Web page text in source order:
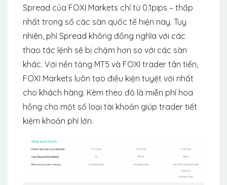
Spread của FOXI Markets chỉ từ 0.1pips – thấp
nhất trong số các sàn quốc tế hiện nay. Tuy
nhiên, phí Spread không đồng nghĩa với các
thao tác lệnh sẽ bị chậm hơn so với các sàn
khác. Với nền tảng MT5 và FOXI trader tân tiến,
FOXI Markets luôn tạo điều kiện tuyệt vời nhất
cho khách hàng. Kèm theo đó là miễn phí hoa
hồng cho một số loại tài khoản giúp trader tiết
kiệm khoản phí lớn.